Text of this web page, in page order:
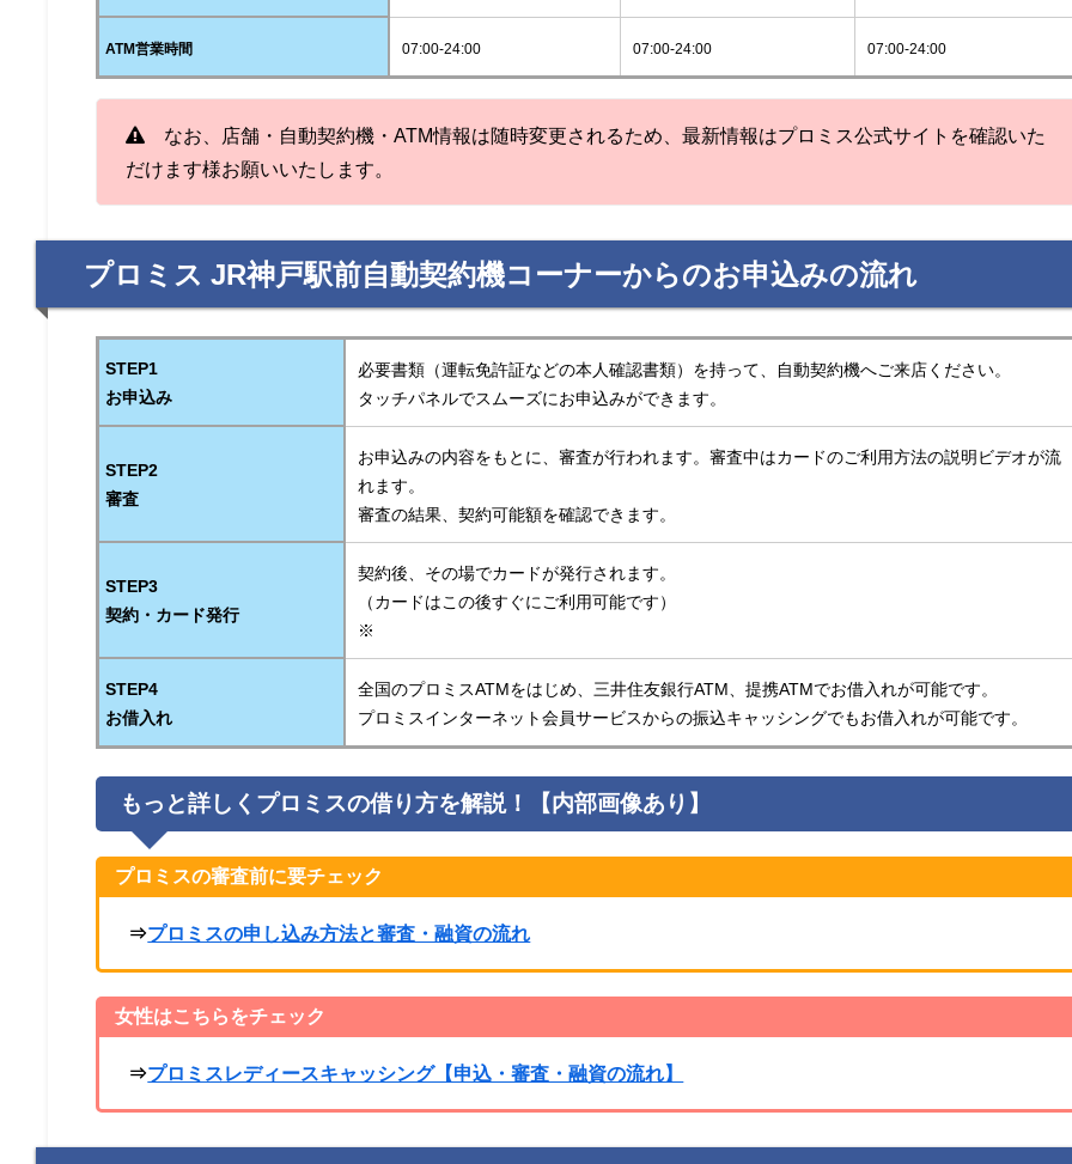
ATM営業時間 07:00-24:00 07:00-24:00 07:00-24:00
なお、店舗・自動契約機・ATM情報は随時変更されるため、最新情報はプロミス公式サイトを確認いた
だけます様お願いいたします。
プロミス JR神戸駅前自動契約機コーナーからのお申込みの流れ
STEP1
お申込み
必要書類（運転免許証などの本人確認書類）を持って、自動契約機へご来店ください。
タッチパネルでスムーズにお申込みができます。
STEP2
審査
お申込みの内容をもとに、審査が行われます。審査中はカードのご利用方法の説明ビデオが流
れます。
審査の結果、契約可能額を確認できます。
STEP3
契約・カード発行
契約後、その場でカードが発行されます。
（カードはこの後すぐにご利用可能です）
※
STEP4
お借入れ
全国のプロミスATMをはじめ、三井住友銀行ATM、提携ATMでお借入れが可能です。
プロミスインターネット会員サービスからの振込キャッシングでもお借入れが可能です。
もっと詳しくプロミスの借り方を解説！【内部画像あり】
プロミスの審査前に要チェック
⇒プロミスの申し込み方法と審査・融資の流れ
女性はこちらをチェック
⇒プロミスレディースキャッシング【申込・審査・融資の流れ】